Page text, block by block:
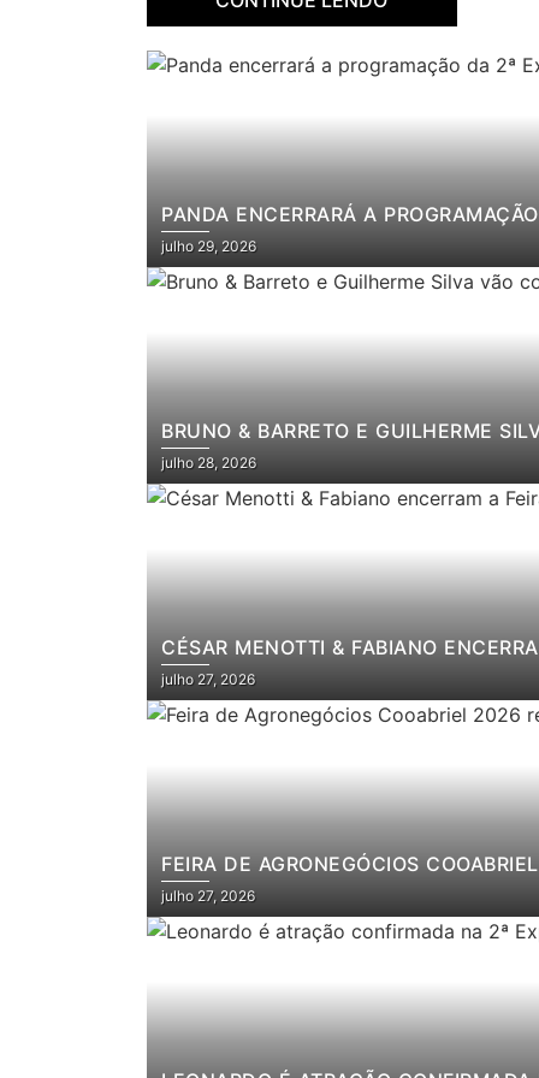
PANDA ENCERRARÁ A
julho 29, 2026
BRUNO & BARRETO E GUILHERME
julho 28, 2026
CÉSAR MENOTTI & FABIANO
julho 27, 2026
FEIRA DE AGRONEGÓCIOS
julho 27, 2026